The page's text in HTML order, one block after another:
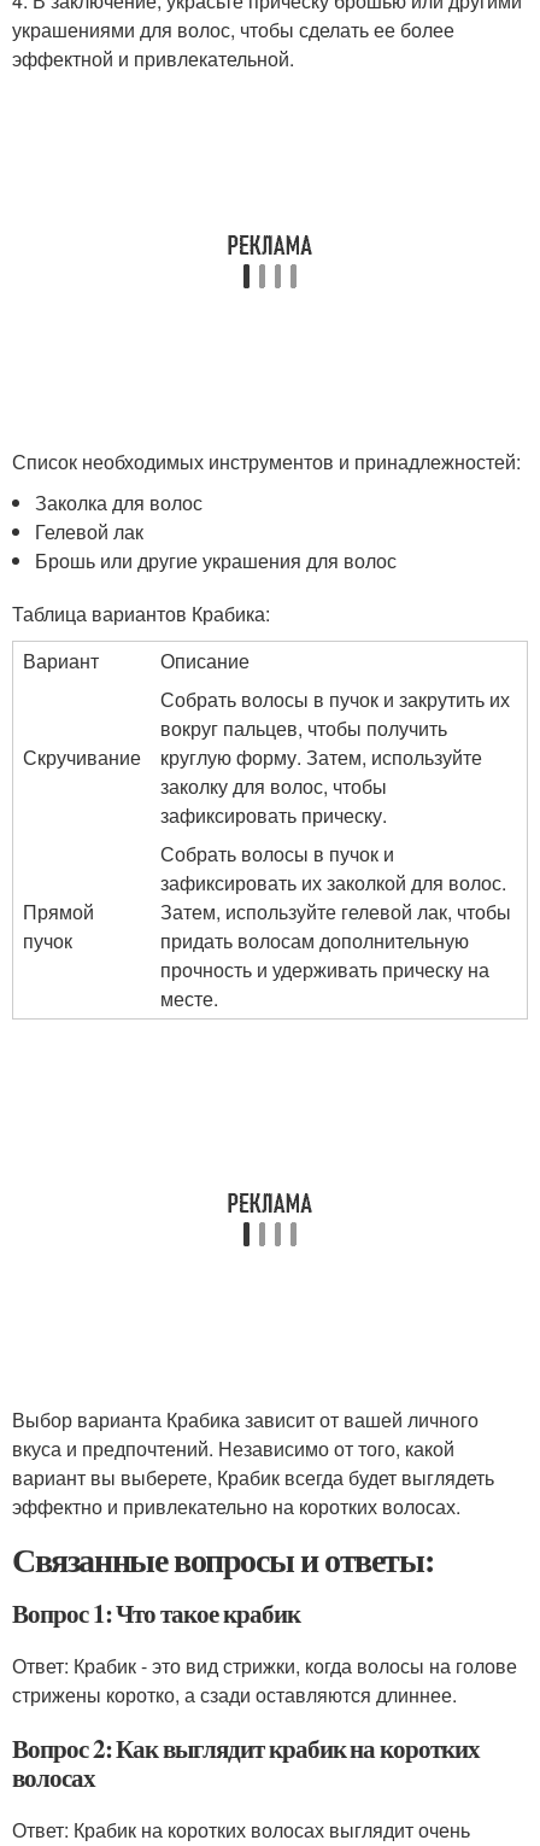
украшениями для волос, чтобы сделать ее более
эффектной и привлекательной.
Список необходимых инструментов и принадлежностей:
Заколка для волос
Гелевой лак
Брошь или другие украшения для волос
Таблица вариантов Крабика:
Вариант
Описание
Скручивание
Собрать волосы в пучок и закрутить их
вокруг пальцев, чтобы получить
круглую форму. Затем, используйте
заколку для волос, чтобы
зафиксировать прическу.
Прямой
пучок
Собрать волосы в пучок и
зафиксировать их заколкой для волос.
Затем, используйте гелевой лак, чтобы
придать волосам дополнительную
прочность и удерживать прическу на
месте.
Выбор варианта Крабика зависит от вашей личного
вкуса и предпочтений. Независимо от того, какой
вариант вы выберете, Крабик всегда будет выглядеть
эффектно и привлекательно на коротких волосах.
Связанные вопросы и ответы:
Вопрос 1: Что такое крабик
Ответ: Крабик - это вид стрижки, когда волосы на голове
стрижены коротко, а сзади оставляются длиннее.
Вопрос 2: Как выглядит крабик на коротких
волосах
Ответ: Крабик на коротких волосах выглядит очень